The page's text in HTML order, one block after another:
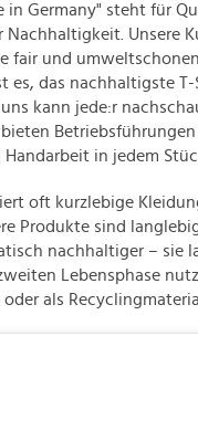
in Germany" steht für
Nachhaltigkeit. Unsere
fair und
es, das nachhaltigste
kann jede:r
in jedem
oft kurzlebige
Produkte sind
nachhaltiger – sie
Lebensphase
als Recyclingmaterial.